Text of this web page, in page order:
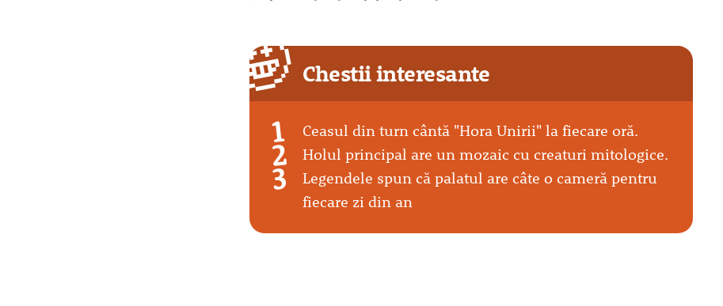
🤩 Chestii interesante
Ceasul din turn cântă "Hora Unirii" la fiecare oră.
Holul principal are un mozaic cu creaturi mitologice.
Legendele spun că palatul are câte o cameră pentru
fiecare zi din an